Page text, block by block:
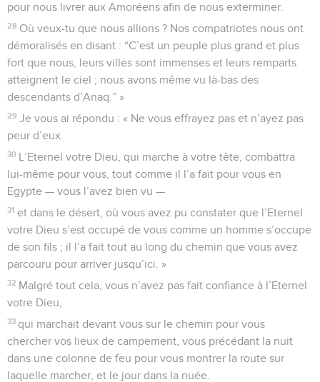
pour nous livrer aux Amoréens afin de nous exterminer.
28 Où veux-tu que nous allions ? Nos compatriotes nous ont
démoralisés en disant : “C’est un peuple plus grand et plus
fort que nous, leurs villes sont immenses et leurs remparts
atteignent le ciel ; nous avons même vu là-bas des
descendants d’Anaq.” »
29 Je vous ai répondu : « Ne vous effrayez pas et n’ayez pas
peur d’eux.
30 L’Eternel votre Dieu, qui marche à votre tête, combattra
lui-même pour vous, tout comme il l’a fait pour vous en
Egypte — vous l’avez bien vu —
31 et dans le désert, où vous avez pu constater que l’Eternel
votre Dieu s’est occupé de vous comme un homme s’occupe
de son fils ; il l’a fait tout au long du chemin que vous avez
parcouru pour arriver jusqu’ici. »
32 Malgré tout cela, vous n’avez pas fait confiance à l’Eternel
votre Dieu,
33 qui marchait devant vous sur le chemin pour vous
chercher vos lieux de campement, vous précédant la nuit
dans une colonne de feu pour vous montrer la route sur
laquelle marcher, et le jour dans la nuée.